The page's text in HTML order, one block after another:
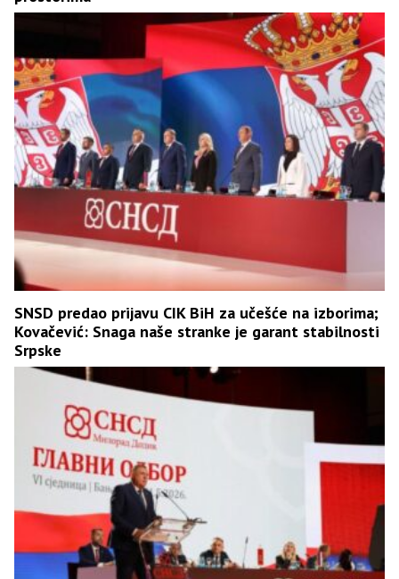
SNSD predao prijavu CIK BiH za učešće na izborima;
Kovačević: Snaga naše stranke je garant stabilnosti
Srpske